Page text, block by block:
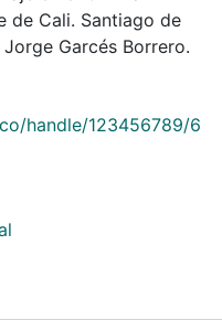
de Cali. Santiago de
Garcés Borrero.
handle/123456789/6